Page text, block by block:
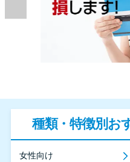
種類・特徴別お
女性向け